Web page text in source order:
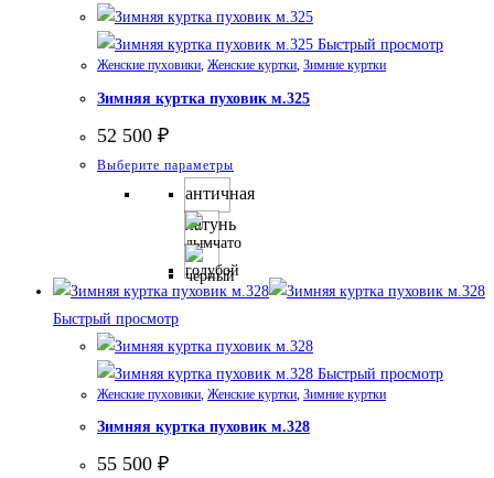
выбрать
на
товара.
Быстрый просмотр
Женские пуховики, Женские куртки, Зимние куртки
Зимняя куртка пуховик м.325
52 500 ₽
Выберите параметры
товар
несколько
вариаций.
Опции
выбрать
на
товара.
античная
латунь
Быстрый просмотр
Быстрый просмотр
Женские пуховики Женские куртки Зимние куртки
Зимняя куртка пуховик м.328
55 500 ₽